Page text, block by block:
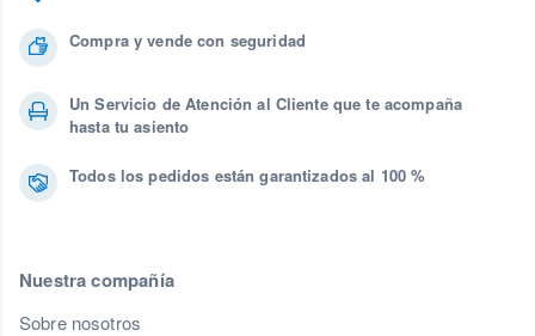
Compra y vende con seguridad
Un Servicio de Atención al Cliente que te acompaña
hasta tu asiento
Todos los pedidos están garantizados al 100 %
Nuestra compañía
Sobre nosotros